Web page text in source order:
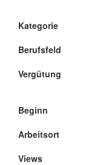
Kategorie
Berufsfeld
Vergütung
Beginn
Arbeitsort
Views